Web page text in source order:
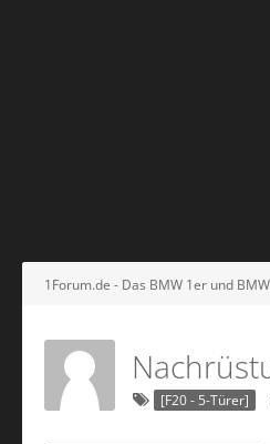
1Forum.de - Das BMW 1er und
[F20 - 5-Türer]